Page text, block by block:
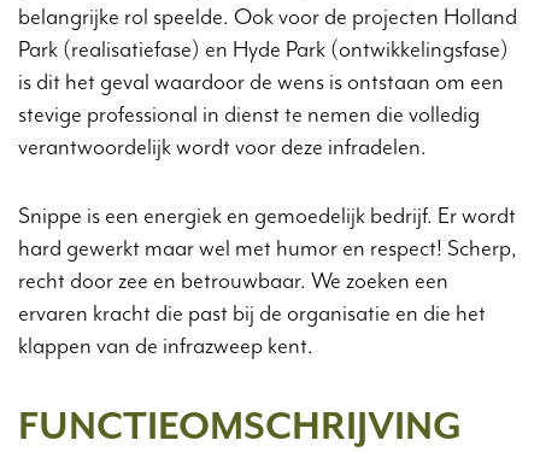
belangrijke rol speelde. Ook voor de projecten Holland
Park (realisatiefase) en Hyde Park (ontwikkelingsfase)
is dit het geval waardoor de wens is ontstaan om een
stevige professional in dienst te nemen die volledig
verantwoordelijk wordt voor deze infradelen.
Snippe is een energiek en gemoedelijk bedrijf. Er wordt
hard gewerkt maar wel met humor en respect! Scherp,
recht door zee en betrouwbaar. We zoeken een
ervaren kracht die past bij de organisatie en die het
klappen van de infrazweep kent.
FUNCTIEOMSCHRIJVING